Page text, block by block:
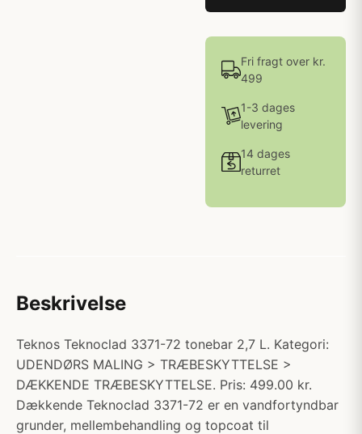
Fri fragt over kr.
499
1-3 dages
levering
14 dages
returret
Beskrivelse
Teknos Teknoclad 3371-72 tonebar 2,7 L. Kategori:
UDENDØRS MALING > TRÆBESKYTTELSE >
DÆKKENDE TRÆBESKYTTELSE. Pris: 499.00 kr.
Dækkende Teknoclad 3371-72 er en vandfortyndbar
grunder, mellembehandling og topcoat til